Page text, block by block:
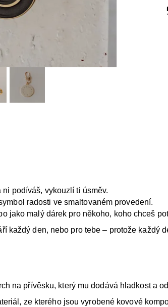
ni podíváš, vykouzlí ti úsměv.
radosti ve smaltovaném provedení.
jako malý dárek pro někoho, koho chceš
každý den, nebo pro tebe – protože každý
na přívěsku, který mu dodává hladkost a
ze kterého jsou vyrobené kovové